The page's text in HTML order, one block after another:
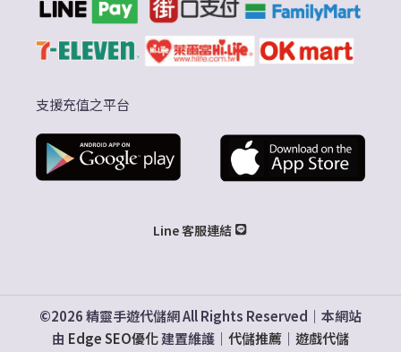
支援充值之平台
Line 客服連結
©2026 精靈手遊代儲網 All Rights Reserved｜本網站
由 Edge SEO優化建置維護｜ 代儲推薦｜ 遊戲代儲